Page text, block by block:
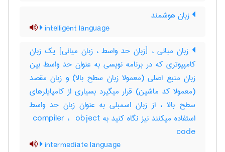
زبان هوشمند
intelligent language
زبان مبانی ، [زبان حد واسط ، زبان میانی] یک زبان
کامپیوتری که در برنامه نویسی به عنوان حد واسط بین
زبان منبع اصلی (معمولا زبان سطح بالا) و زبان مقصد
(معمولا کد ماشین) قرار میگیرد بسیاری از کامپایلرهای
سطح بالا ، از زبان اسمبلی به عنوان زبان حد واسط
استفاده میکنند نیز نگاه کنید به ‎ compiler ، ‎ object
code
intermediate language